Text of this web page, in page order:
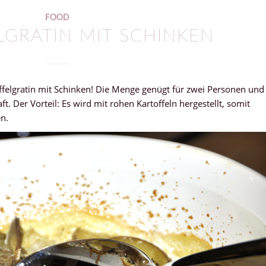
FOOD
MIT SCHINKEN
mit Schinken! Die Menge genügt für zwei Personen und
Der Vorteil: Es wird mit rohen Kartoffeln hergestellt, somit